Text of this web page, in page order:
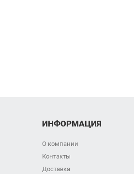
ИНФОРМАЦИЯ
О компании
Контакты
Доставка